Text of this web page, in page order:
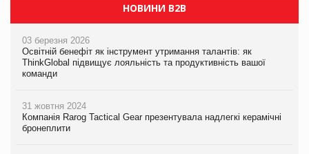
НОВИНИ B2B
03 березня 2026
Освітній бенефіт як інструмент утримання талантів: як
ThinkGlobal підвищує лояльність та продуктивність вашої
команди
31 жовтня 2024
Компанія Rarog Tactical Gear презентувала надлегкі керамічні
бронеплити